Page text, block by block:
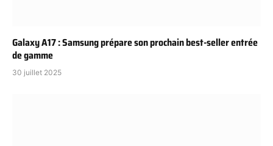
Galaxy A17 : Samsung prépare son prochain best-seller entrée
de gamme
30 juillet 2025